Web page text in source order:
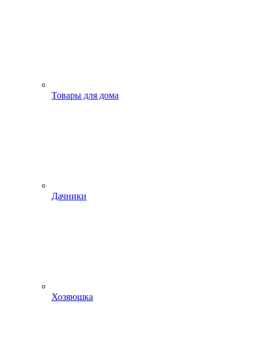
Товары для дома
Дачники
Хозяюшка